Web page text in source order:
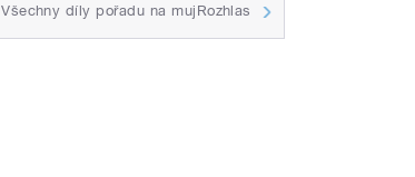
Všechny díly pořadu na mujRozhlas